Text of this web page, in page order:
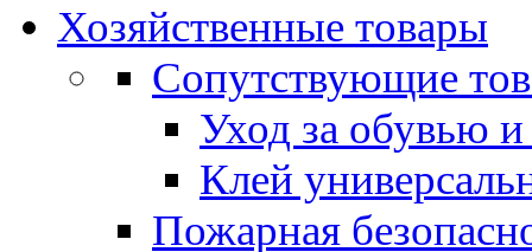
Хозяйственные товары
Сопутствующие
Уход за обувью
Клей
Пожарная